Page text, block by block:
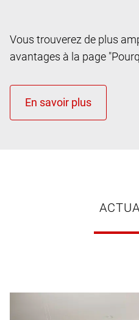
Vous trouverez de plus
avantages à la page